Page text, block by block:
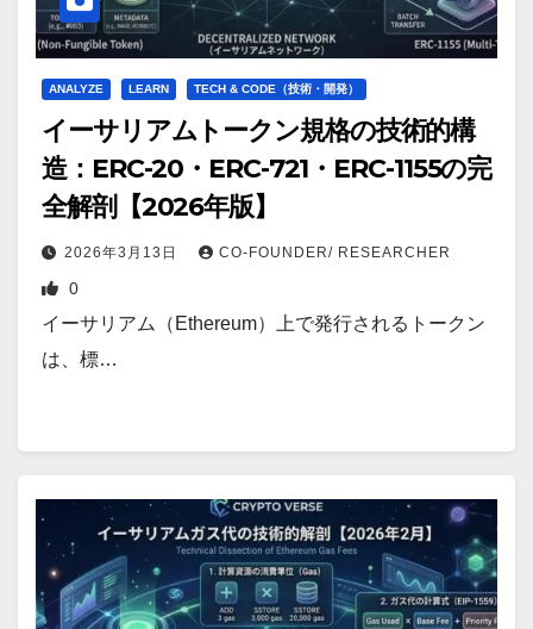
ANALYZE LEARN TECH & CODE（技術・開発）
イーサリアムトークン規格の技術的構
造：ERC-20・ERC-721・ERC-1155の完
全解剖【2026年版】
2026年3月13日 CO-FOUNDER/ RESEARCHER
0
イーサリアム（Ethereum）上で発行されるトークン
は、標…